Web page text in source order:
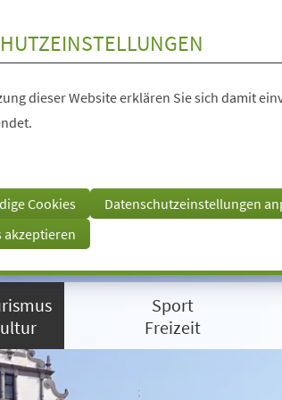
dieser Website erklären Sie sich damit
Cookies
Datenschutzeinstellungen
akzeptieren
Sport
Freizeit